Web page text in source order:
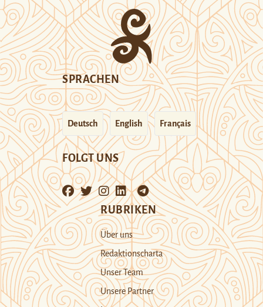
SPRACHEN
Deutsch English Français
FOLGT UNS
RUBRIKEN
Über uns
Redaktionscharta
Unser Team
Unsere Partner